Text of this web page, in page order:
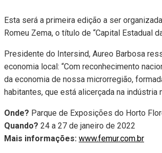
Esta será a primeira edição a ser
Romeu Zema, o título de “Capital Estadual
Presidente do Intersind, Aureo Barbosa
economia local: “Com reconhecimento
da economia de nossa microrregião,
habitantes, que está alicerçada na indústria
Onde? Parque de Exposições do Horto
Quando? 24 a 27 de janeiro de 2022
Mais informações: www.femur.com.br